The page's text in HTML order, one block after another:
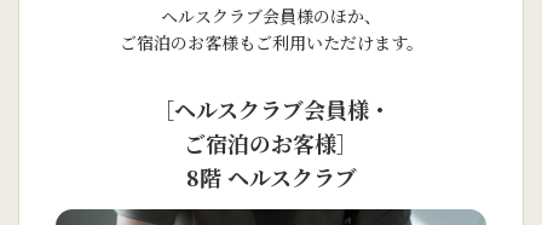
ヘルスクラブ会員様のほか、
ご宿泊のお客様もご利用いただけます。
［ヘルスクラブ会員様・
ご宿泊のお客様］
8階 ヘルスクラブ